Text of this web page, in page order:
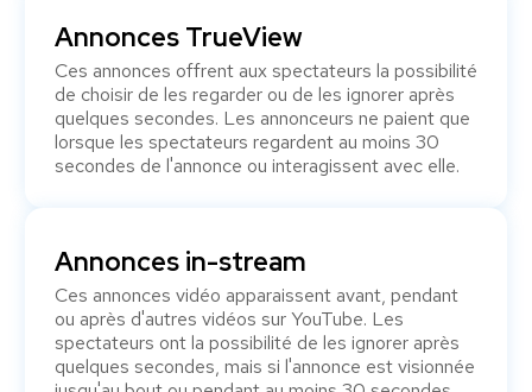
Annonces TrueView
Ces annonces offrent aux spectateurs la possibilité
de choisir de les regarder ou de les ignorer après
quelques secondes. Les annonceurs ne paient que
lorsque les spectateurs regardent au moins 30
secondes de l'annonce ou interagissent avec elle.
Annonces in-stream
Ces annonces vidéo apparaissent avant, pendant
ou après d'autres vidéos sur YouTube. Les
spectateurs ont la possibilité de les ignorer après
quelques secondes, mais si l'annonce est visionnée